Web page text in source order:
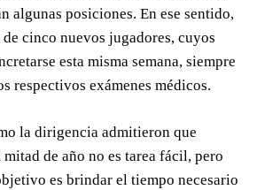
algunas posiciones. En ese sentido,
cinco nuevos jugadores, cuyos
esta misma semana, siempre
respectivos exámenes médicos.
la dirigencia admitieron que
de año no es tarea fácil, pero
es brindar el tiempo necesario